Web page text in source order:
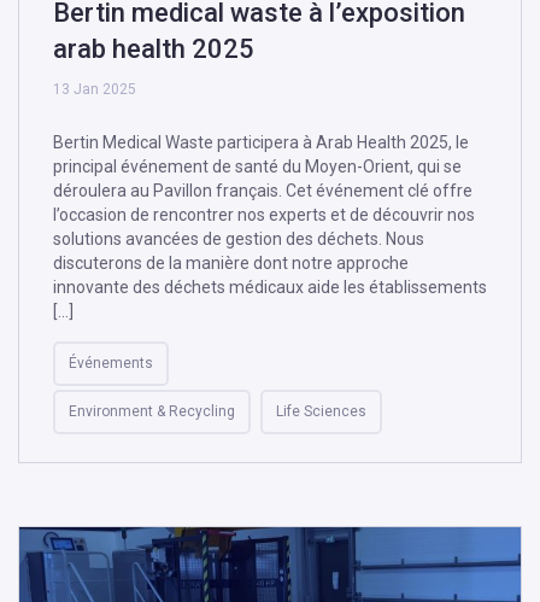
Bertin medical waste à l’exposition
arab health 2025
13 Jan 2025
Bertin Medical Waste participera à Arab Health 2025, le
principal événement de santé du Moyen-Orient, qui se
déroulera au Pavillon français. Cet événement clé offre
l’occasion de rencontrer nos experts et de découvrir nos
solutions avancées de gestion des déchets. Nous
discuterons de la manière dont notre approche
innovante des déchets médicaux aide les établissements
Événements
Environment & Recycling Life Sciences